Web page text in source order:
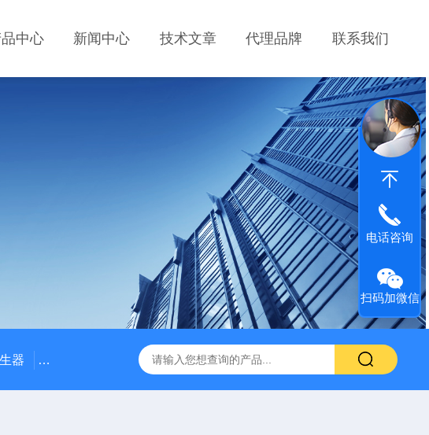
中心 新闻中心 技术文章 代理品牌 联系我们
器 APS-7050E 交流电源 固纬 GSP-730 频谱分析仪 艾睿光电
电话咨询
扫码加微信